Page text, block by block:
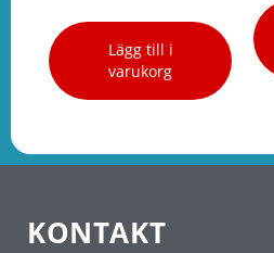
Lägg till i
varukorg
KONTAKT